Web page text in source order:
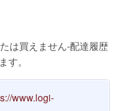
は買えません-配達履歴
す。
www.logi-